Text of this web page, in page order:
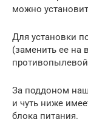
можно
Для установки
(заменить ее на
За поддоном
и чуть ниже
блока питания.